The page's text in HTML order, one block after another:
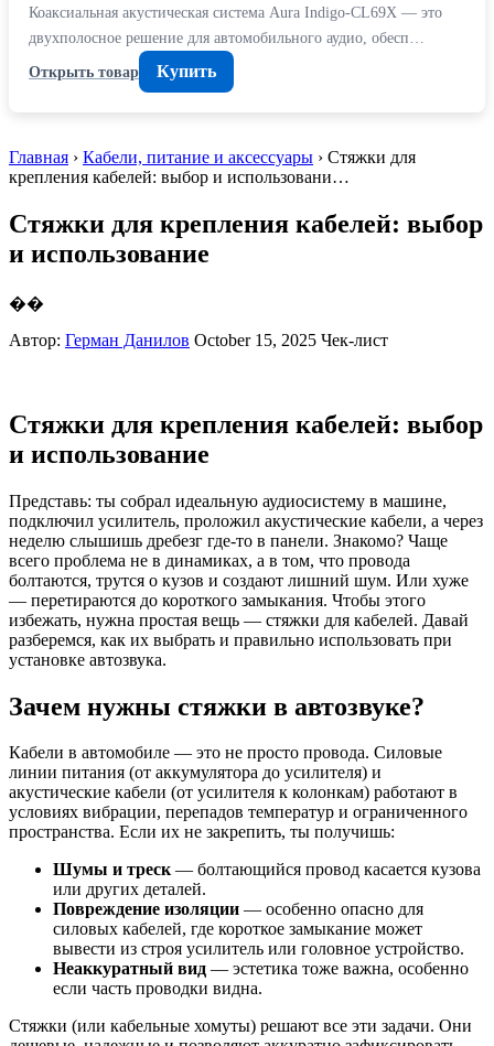
Коаксиальная акустическая система Aura Indigo-CL69X — это
двухполосное решение для автомобильного аудио, обесп…
Открыть товар
Купить
Главная › Кабели, питание и аксессуары › Стяжки для
крепления кабелей: выбор и использовани…
Стяжки для крепления кабелей: выбор
и использование
��
Автор: Герман Данилов October 15, 2025 Чек-лист
Стяжки для крепления кабелей: выбор
и использование
Представь: ты собрал идеальную аудиосистему в машине,
подключил усилитель, проложил акустические кабели, а через
неделю слышишь дребезг где-то в панели. Знакомо? Чаще
всего проблема не в динамиках, а в том, что провода
болтаются, трутся о кузов и создают лишний шум. Или хуже
— перетираются до короткого замыкания. Чтобы этого
избежать, нужна простая вещь — стяжки для кабелей. Давай
разберемся, как их выбрать и правильно использовать при
установке автозвука.
Зачем нужны стяжки в автозвуке?
Кабели в автомобиле — это не просто провода. Силовые
линии питания (от аккумулятора до усилителя) и
акустические кабели (от усилителя к колонкам) работают в
условиях вибрации, перепадов температур и ограниченного
пространства. Если их не закрепить, ты получишь:
Шумы и треск— болтающийся провод касается кузова
или других деталей.
Повреждение изоляции — особенно опасно для
силовых кабелей, где короткое замыкание может
вывести из строя усилитель или головное устройство.
Неаккуратный вид — эстетика тоже важна, особенно
если часть проводки видна.
Стяжки (или кабельные хомуты) решают все эти задачи. Они